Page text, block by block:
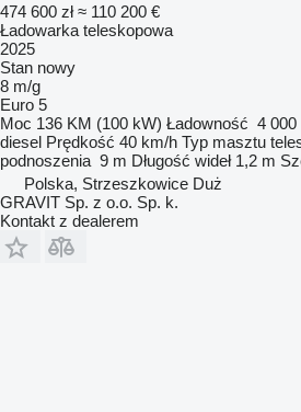
474 600 zł ≈ 110 200 €
Ładowarka teleskopowa
2025
Stan nowy
8 m/g
Euro 5
Moc 136 KM (100 kW) Ładowność 4 000
diesel Prędkość 40 km/h Typ masztu
podnoszenia 9 m Długość wideł 1,2 m
Polska, Strzeszkowice Duż
GRAVIT Sp. z o.o. Sp. k.
Kontakt z dealerem